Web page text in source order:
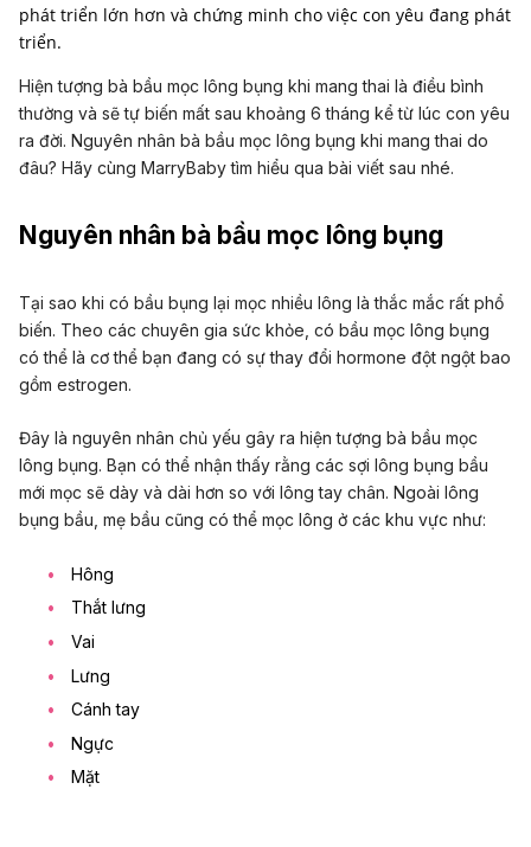
phát triển lớn hơn và chứng minh cho việc con yêu đang phát
triển.
Hiện tượng bà bầu mọc lông bụng khi mang thai là điều bình
thường và sẽ tự biến mất sau khoảng 6 tháng kể từ lúc con yêu
ra đời. Nguyên nhân bà bầu mọc lông bụng khi mang thai do
đâu? Hãy cùng MarryBaby tìm hiểu qua bài viết sau nhé.
Nguyên nhân bà bầu mọc lông bụng
Tại sao khi có bầu bụng lại mọc nhiều lông là thắc mắc rất phổ
biến. Theo các chuyên gia sức khỏe, có bầu mọc lông bụng
có thể là cơ thể bạn đang có sự thay đổi hormone đột ngột bao
gồm estrogen.
Đây là nguyên nhân chủ yếu gây ra hiện tượng bà bầu mọc
lông bụng. Bạn có thể nhận thấy rằng các sợi lông bụng bầu
mới mọc sẽ dày và dài hơn so với lông tay chân. Ngoài lông
bụng bầu, mẹ bầu cũng có thể mọc lông ở các khu vực như:
Hông
Thắt lưng
Vai
Lưng
Cánh tay
Ngực
Mặt